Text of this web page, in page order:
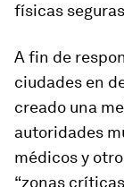
físicas
A fin de
ciudades en
creado una
autoridades
médicos y
“zonas